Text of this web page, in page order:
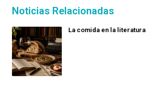
Noticias Relacionadas
La comida en la literatura